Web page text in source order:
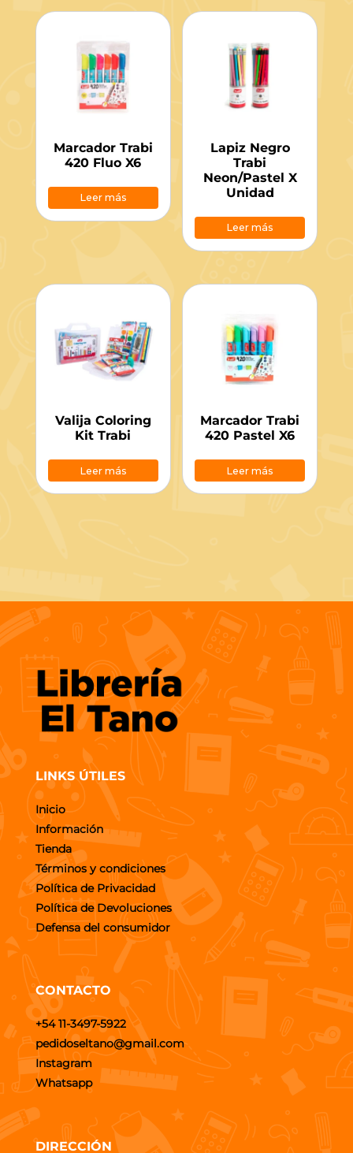
Marcador Trabi
420 Fluo X6
Leer más
Lapiz Negro
Trabi
Neon/Pastel X
Unidad
Leer más
Valija Coloring
Kit Trabi
Leer más
Marcador Trabi
420 Pastel X6
Leer más
LINKS ÚTILES
Inicio
Información
Tienda
Términos y condiciones
Política de Privacidad
Política de Devoluciones
Defensa del consumidor
CONTACTO
+54 11-3497-5922
pedidoseltano@gmail.com
Instagram
Whatsapp
DIRECCIÓN